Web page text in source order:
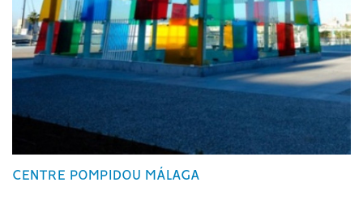
CENTRE POMPIDOU MÁLAGA